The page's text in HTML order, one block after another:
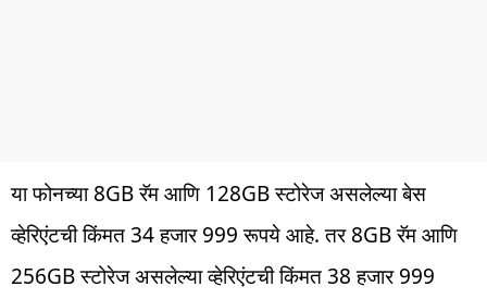
या फोनच्या 8GB रॅम आणि 128GB स्टोरेज असलेल्या बेस
व्हेरिएंटची किंमत 34 हजार 999 रूपये आहे. तर 8GB रॅम आणि
256GB स्टोरेज असलेल्या व्हेरिएंटची किंमत 38 हजार 999